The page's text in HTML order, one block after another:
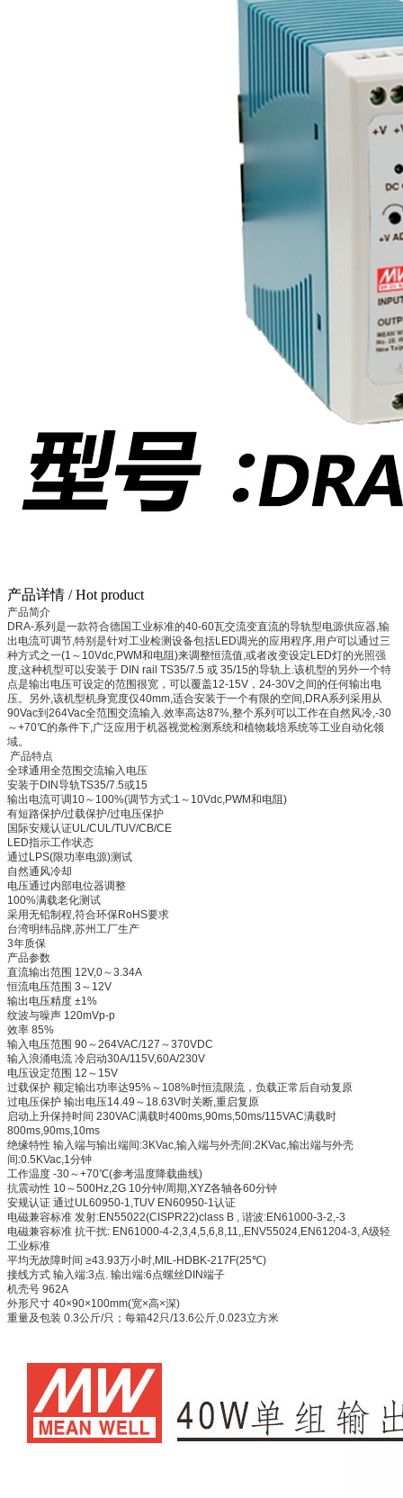
产品详情 / Hot product
产品简介
DRA-系列是一款符合德国工业标准的40-60瓦交流变直流的导轨型电源供应器,输
出电流可调节,特别是针对工业检测设备包括LED调光的应用程序,用户可以通过三
种方式之一(1～10Vdc,PWM和电阻)来调整恒流值,或者改变设定LED灯的光照强
度,这种机型可以安装于 DIN rail TS35/7.5 或 35/15的导轨上.该机型的另外一个特
点是输出电压可设定的范围很宽，可以覆盖12-15V，24-30V之间的任何输出电
压。另外,该机型机身宽度仅40mm,适合安装于一个有限的空间,DRA系列采用从
90Vac到264Vac全范围交流输入.效率高达87%,整个系列可以工作在自然风冷,-30
～+70℃的条件下,广泛应用于机器视觉检测系统和植物栽培系统等工业自动化领
域。
产品特点
全球通用全范围交流输入电压
安装于DIN导轨TS35/7.5或15
输出电流可调10～100%(调节方式:1～10Vdc,PWM和电阻)
有短路保护/过载保护/过电压保护
国际安规认证UL/CUL/TUV/CB/CE
LED指示工作状态
通过LPS(限功率电源)测试
自然通风冷却
电压通过内部电位器调整
100%满载老化测试
采用无铅制程,符合环保RoHS要求
台湾明纬品牌,苏州工厂生产
3年质保
产品参数
直流输出范围 12V,0～3.34A
恒流电压范围 3～12V
输出电压精度 ±1%
纹波与噪声 120mVp-p
效率 85%
输入电压范围 90～264VAC/127～370VDC
输入浪涌电流 冷启动30A/115V,60A/230V
电压设定范围 12～15V
过载保护 额定输出功率达95%～108%时恒流限流，负载正常后自动复原
过电压保护 输出电压14.49～18.63V时关断,重启复原
启动上升保持时间 230VAC满载时400ms,90ms,50ms/115VAC满载时
800ms,90ms,10ms
绝缘特性 输入端与输出端间:3KVac,输入端与外壳间:2KVac,输出端与外壳
间:0.5KVac,1分钟
工作温度 -30～+70℃(参考温度降载曲线)
抗震动性 10～500Hz,2G 10分钟/周期,XYZ各轴各60分钟
安规认证 通过UL60950-1,TUV EN60950-1认证
电磁兼容标准 发射:EN55022(CISPR22)class B , 谐波:EN61000-3-2,-3
电磁兼容标准 抗干扰: EN61000-4-2,3,4,5,6,8,11,,ENV55024,EN61204-3, A级轻
工业标准
平均无故障时间 ≥43.93万小时,MIL-HDBK-217F(25℃)
接线方式 输入端:3点. 输出端:6点螺丝DIN端子
机壳号 962A
外形尺寸 40×90×100mm(宽×高×深)
重量及包装 0.3公斤/只；每箱42只/13.6公斤,0.023立方米